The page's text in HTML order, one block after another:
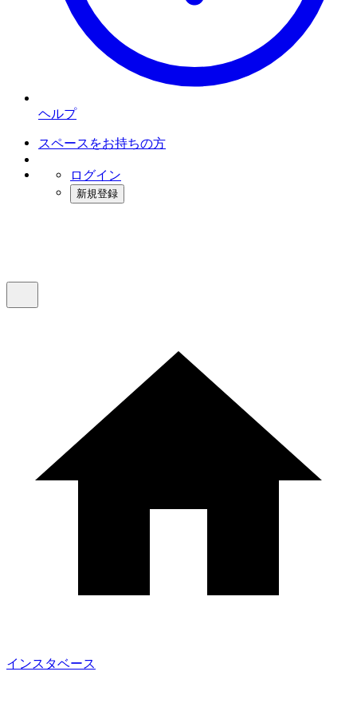
ヘルプ
スペースをお持ちの方
ログイン
新規登録
インスタベース